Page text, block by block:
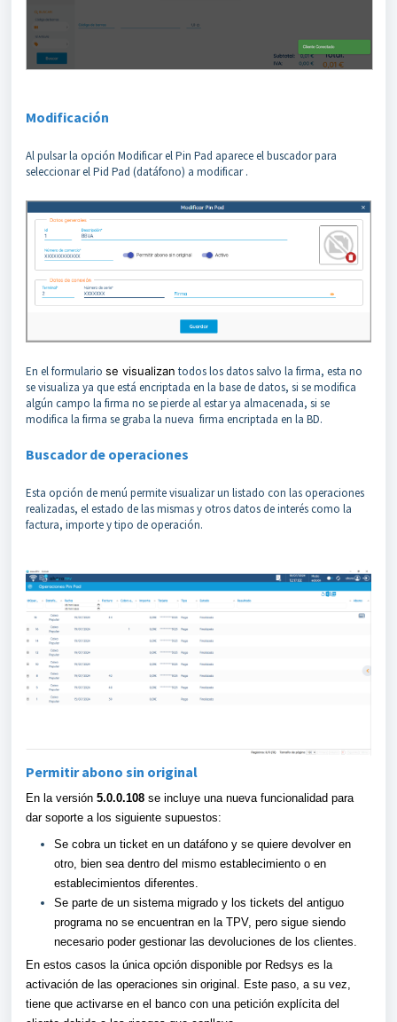
Modificación
Al pulsar la opción Modificar el Pin Pad aparece el buscador para
seleccionar el Pid Pad (datáfono) a modificar .
En el formulario se visualizan todos los datos salvo la firma, esta no
se visualiza ya que está encriptada en la base de datos, si se modifica
algún campo la firma no se pierde al estar ya almacenada, si se
modifica la firma se graba la nueva firma encriptada en la BD.
Buscador de operaciones
Esta opción de menú permite visualizar un listado con las operaciones
realizadas, el estado de las mismas y otros datos de interés como la
factura, importe y tipo de operación.
Permitir abono sin original
En la versión 5.0.0.108 se incluye una nueva funcionalidad para
dar soporte a los siguiente supuestos:
Se cobra un ticket en un datáfono y se quiere devolver en
otro, bien sea dentro del mismo establecimiento o en
establecimientos diferentes.
Se parte de un sistema migrado y los tickets del antiguo
programa no se encuentran en la TPV, pero sigue siendo
necesario poder gestionar las devoluciones de los clientes.
En estos casos la única opción disponible por Redsys es la
activación de las operaciones sin original. Este paso, a su vez,
tiene que activarse en el banco con una petición explícita del